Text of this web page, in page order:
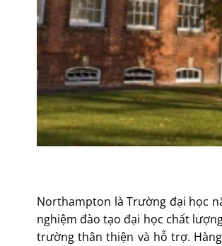
Northampton là Trường đại học
nghiệm đào tạo đại học chất
trường thân thiện và hỗ trợ.